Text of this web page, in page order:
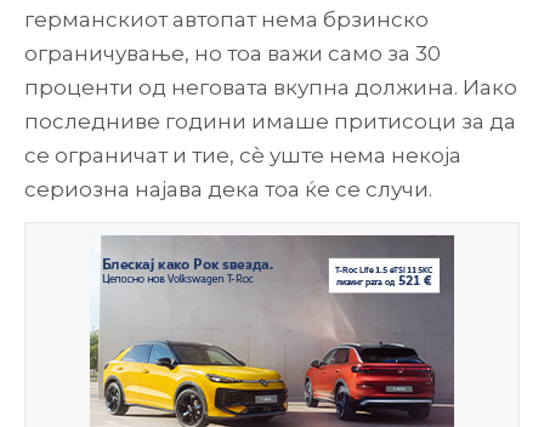
германскиот автопат нема брзинско
ограничување, но тоа важи само за 30
проценти од неговата вкупна должина. Иако
последниве години имаше притисоци за да
се ограничат и тие, сè уште нема некоја
сериозна најава дека тоа ќе се случи.